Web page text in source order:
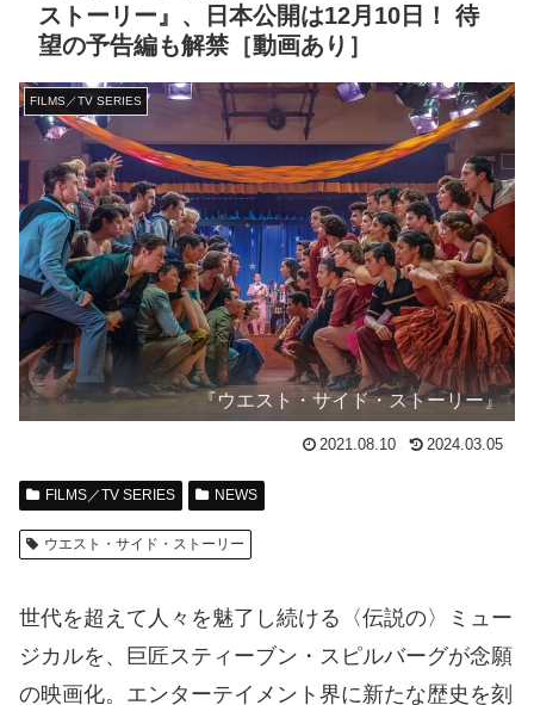
ストーリー』、日本公開は12月10日！ 待
望の予告編も解禁［動画あり］
FILMS／TV SERIES
『ウエスト・サイド・ストーリー』
2021.08.10 2024.03.05
FILMS／TV SERIES NEWS
ウエスト・サイド・ストーリー
世代を超えて人々を魅了し続ける〈伝説の〉ミュー
ジカルを、巨匠スティーブン・スピルバーグが念願
の映画化。エンターテイメント界に新たな歴史を刻